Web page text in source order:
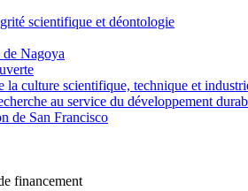
scientifique et déontologie
Nagoya
la culture scientifique, technique et
au service du développement
de San Francisco
financement